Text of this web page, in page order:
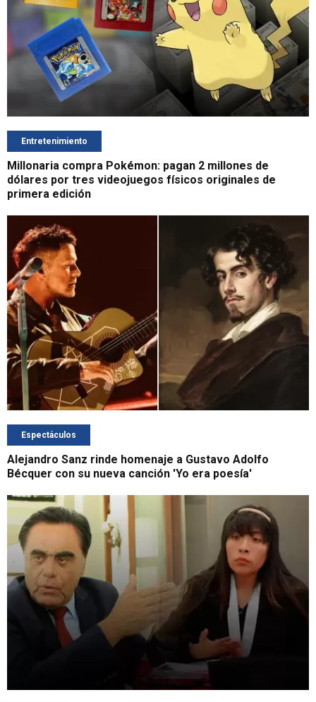
Entretenimiento
Millonaria compra Pokémon: pagan 2 millones de
dólares por tres videojuegos físicos originales de
primera edición
Espectáculos
Alejandro Sanz rinde homenaje a Gustavo Adolfo
Bécquer con su nueva canción 'Yo era poesía'